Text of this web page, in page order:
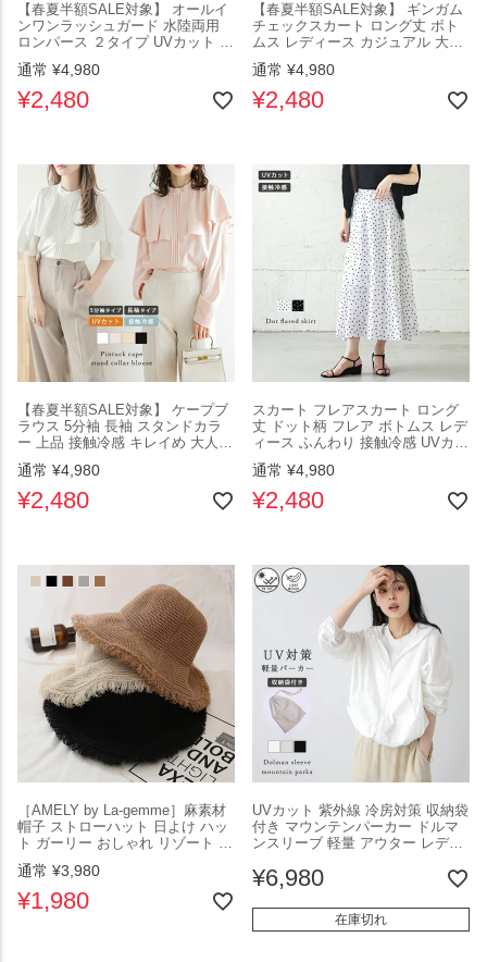
【春夏半額SALE対象】 オールイ
ンワンラッシュガード 水陸両用
ロンパース ２タイプ UVカット 接
触冷感 旅行 夏 海 ビーチ ママ ト
レンド シンプル レディース 人気
プチプラ 韓国ファッション
【lswp304-583】【即納：1-5営業
通常 ¥4,980
¥2,480
【春夏半額SALE対象】 ギンガム
チェックスカート ロング丈 ボト
ムス レディース カジュアル 大人
かわいい 接触冷感 UVカット フリ
ーサイズ メール便 2025春夏
【lssk301-417】【即納：1-5営業
日】【送料無料】メ込2
通常 ¥4,980
¥2,480
【春夏半額SALE対象】 ケープブ
ラウス 5分袖 長袖 スタンドカラ
ー 上品 接触冷感 キレイめ 大人可
愛い トップス レディース UVカッ
ト メール便 紫外線対策 2025春夏
【lstp302-68f】【即納：1-5営業
日】【送料無料】ユ込2
通常 ¥4,980
¥2,480
スカート フレアスカート ロング
丈 ドット柄 フレア ボトムス レデ
ィース ふんわり 接触冷感 UVカッ
ト キレイめ フリーサイズ 2025春
夏【lssk210-419】【即納：1-5営
業日】【送料無料】ユ込3
通常 ¥4,980
¥2,480
［AMELY by La-gemme］麻素材
帽子 ストローハット 日よけ ハッ
ト ガーリー おしゃれ リゾート サ
マーハット 可愛い 折りたたみ お
出かけ 旅行 UVカット シンプル
春夏 レディース 韓国ファッショ
ン【azk206-001】【予約販売：
通常 ¥3,980
¥1,980
UVカット 紫外線 冷房対策 収納袋
付き マウンテンパーカー ドルマ
ンスリーブ 軽量 アウター レディ
新作 【lsotss25-1358】【即納：1-
5営業日】【送料無料】メ込2
¥6,980
在庫切れ